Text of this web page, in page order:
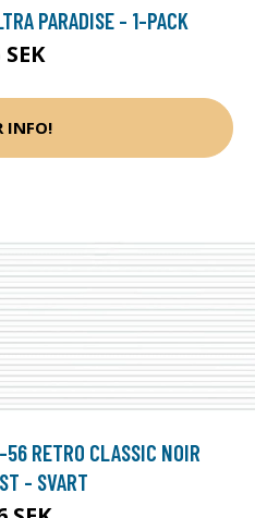
PARADISE - 1-PACK
INFO!
RETRO CLASSIC NOIR
- SVART